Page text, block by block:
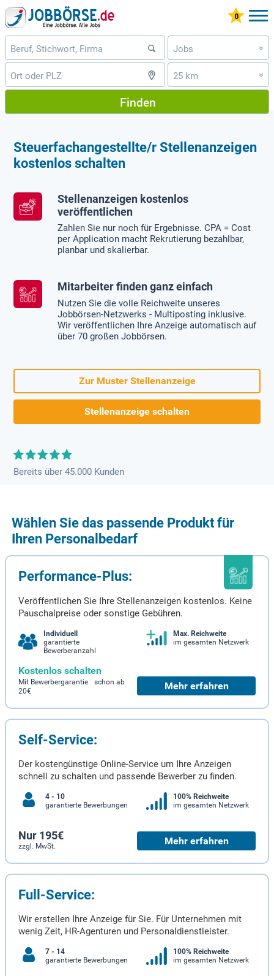
Jobs »
25 km »
Finden
Steuerfachangestellte/r Stellenanzeigen
kostenlos schalten
Stellenanzeigen kostenlos
veröffentlichen
Zahlen Sie nur noch für Ergebnisse. CPA = Cost
per Application macht Rekrutierung bezahlbar,
planbar und skalierbar.
Mitarbeiter finden ganz einfach
Nutzen Sie die volle Reichweite unseres
Jobbörsen-Netzwerks - Multiposting inklusive.
Wir veröffentlichen Ihre Anzeige automatisch auf
über 70 großen Jobbörsen.
Zur Muster Stellenanzeige
Stellenanzeige schalten
Bereits über 45.000 Kunden
Wählen Sie das passende Produkt für
Ihren Personalbedarf
Performance-Plus:
Veröffentlichen Sie Ihre Stellenanzeigen kostenlos. Keine
Pauschalpreise oder sonstige Gebühren.
Individuell
garantierte
Bewerberanzahl
Max. Reichweite
im gesamten Netzwerk
Kostenlos schalten
Mit Bewerbergarantie schon ab
20€
Mehr erfahren
Self-Service:
Der kostengünstige Online-Service um Ihre Anzeigen
schnell zu schalten und passende Bewerber zu finden.
4 - 10
garantierte Bewerbungen
100% Reichweite
im gesamten Netzwerk
Nur 195€
zzgl. MwSt. Mehr erfahren
Full-Service:
Wir erstellen Ihre Anzeige für Sie. Für Unternehmen mit
wenig Zeit, HR-Agenturen und Personaldienstleister.
7 - 14
garantierte Bewerbungen
100% Reichweite
im gesamten Netzwerk